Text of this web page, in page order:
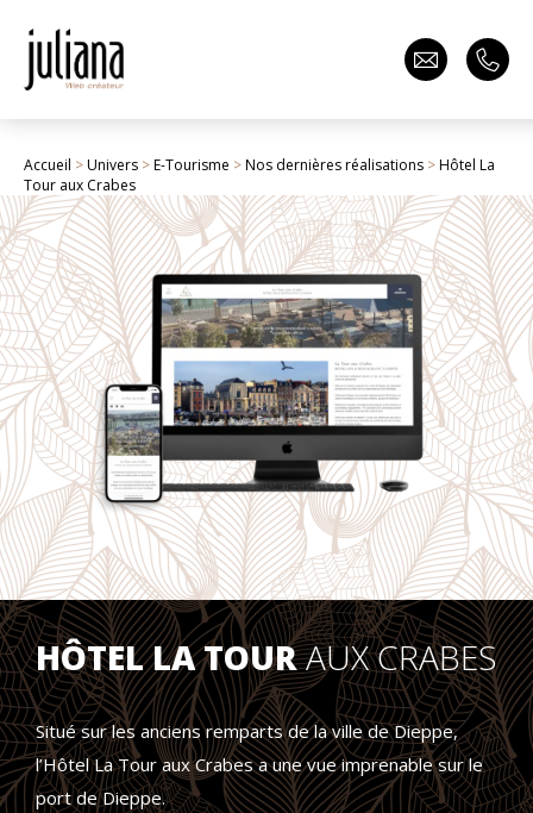
Accueil >Univers >E-Tourisme >Nos dernières réalisations >Hôtel La
Tour aux Crabes
HÔTEL LA TOURAUX CRABES
Situé sur les anciens remparts de la ville de Dieppe,
l’Hôtel La Tour aux Crabes a une vue imprenable sur le
port de Dieppe.